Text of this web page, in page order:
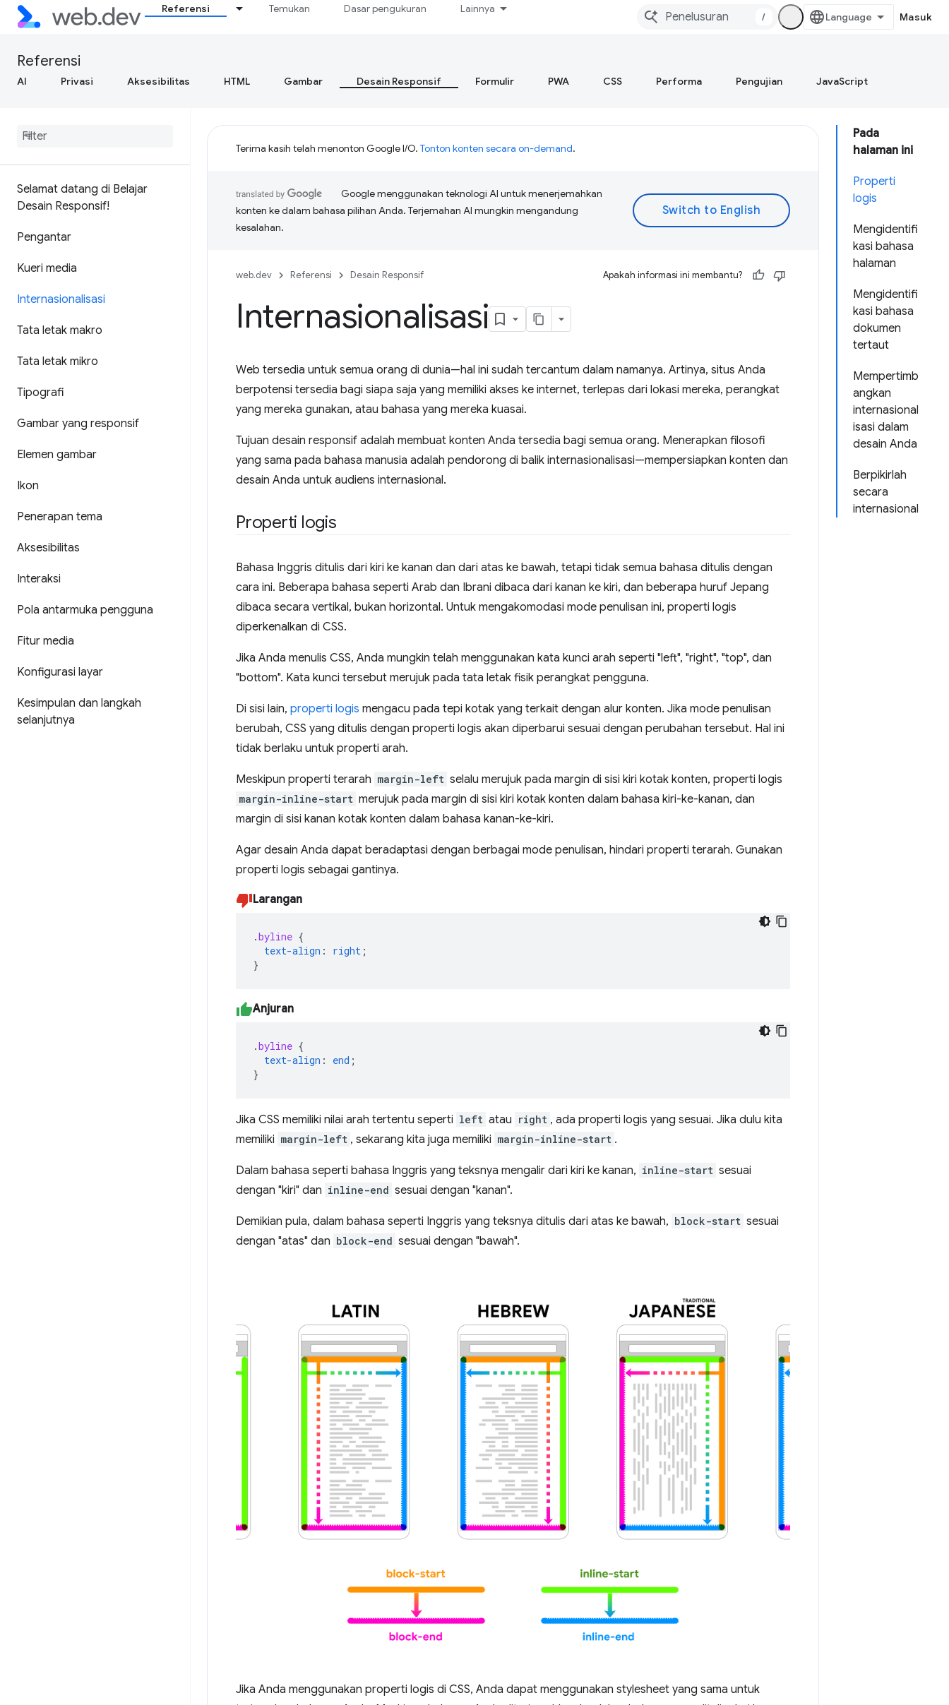
Referensi Temukan Dasar pengukuran Lainnya
/ Masuk
Referensi
AI Privasi Aksesibilitas HTML Gambar Desain Responsif Formulir PWA CSS Performa Pengujian JavaScript
Selamat datang di Belajar
Desain Responsif!
Pengantar
Kueri media
Internasionalisasi
Tata letak makro
Tata letak mikro
Tipografi
Gambar yang responsif
Elemen gambar
Ikon
Penerapan tema
Aksesibilitas
Interaksi
Pola antarmuka pengguna
Fitur media
Konfigurasi layar
Kesimpulan dan langkah
selanjutnya
Pada
halaman ini
Properti
logis
Mengidentifi
kasi bahasa
halaman
Mengidentifi
kasi bahasa
dokumen
tertaut
Mempertimb
angkan
internasional
isasi dalam
desain Anda
Berpikirlah
secara
internasional
Terima kasih telah menonton Google I/O. Tonton konten secara on-demand.
Google menggunakan teknologi AI untuk menerjemahkan
konten ke dalam bahasa pilihan Anda. Terjemahan AI mungkin mengandung
kesalahan.
web.dev Referensi Desain Responsif Apakah informasi ini membantu?
Internasionalisasi
Web tersedia untuk semua orang di dunia—hal ini sudah tercantum dalam namanya. Artinya, situs Anda
berpotensi tersedia bagi siapa saja yang memiliki akses ke internet, terlepas dari lokasi mereka, perangkat
yang mereka gunakan, atau bahasa yang mereka kuasai.
Tujuan desain responsif adalah membuat konten Anda tersedia bagi semua orang. Menerapkan filosofi
yang sama pada bahasa manusia adalah pendorong di balik internasionalisasi—mempersiapkan konten dan
desain Anda untuk audiens internasional.
Properti logis
Bahasa Inggris ditulis dari kiri ke kanan dan dari atas ke bawah, tetapi tidak semua bahasa ditulis dengan
cara ini. Beberapa bahasa seperti Arab dan Ibrani dibaca dari kanan ke kiri, dan beberapa huruf Jepang
dibaca secara vertikal, bukan horizontal. Untuk mengakomodasi mode penulisan ini, properti logis
diperkenalkan di CSS.
Jika Anda menulis CSS, Anda mungkin telah menggunakan kata kunci arah seperti "left", "right", "top", dan
"bottom". Kata kunci tersebut merujuk pada tata letak fisik perangkat pengguna.
Di sisi lain, properti logis mengacu pada tepi kotak yang terkait dengan alur konten. Jika mode penulisan
berubah, CSS yang ditulis dengan properti logis akan diperbarui sesuai dengan perubahan tersebut. Hal ini
tidak berlaku untuk properti arah.
Meskipun properti terarah margin-left selalu merujuk pada margin di sisi kiri kotak konten, properti logis
margin-inline-start merujuk pada margin di sisi kiri kotak konten dalam bahasa kiri-ke-kanan, dan
margin di sisi kanan kotak konten dalam bahasa kanan-ke-kiri.
Agar desain Anda dapat beradaptasi dengan berbagai mode penulisan, hindari properti terarah. Gunakan
properti logis sebagai gantinya.
Larangan
.byline {
text-align : right ;
}
Anjuran
.byline {
text-align : end ;
}
Jika CSS memiliki nilai arah tertentu seperti left atau right , ada properti logis yang sesuai. Jika dulu kita
memiliki margin-left , sekarang kita juga memiliki margin-inline-start .
Dalam bahasa seperti bahasa Inggris yang teksnya mengalir dari kiri ke kanan, inline-start sesuai
dengan "kiri" dan inline-end sesuai dengan "kanan".
Demikian pula, dalam bahasa seperti Inggris yang teksnya ditulis dari atas ke bawah, block-start sesuai
dengan "atas" dan block-end sesuai dengan "bawah".
Jika Anda menggunakan properti logis di CSS, Anda dapat menggunakan stylesheet yang sama untuk